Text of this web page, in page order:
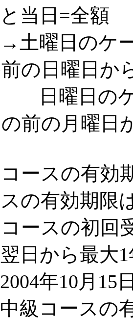
当日=全額
曜日のケー
の日曜日か
のケー
前の月曜日
コースの有効
の有効期限
ースの初回
日から最大
年10月15
級コースの